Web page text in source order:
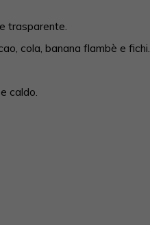
trasparente.
cola, banana flambè e fichi.
caldo.